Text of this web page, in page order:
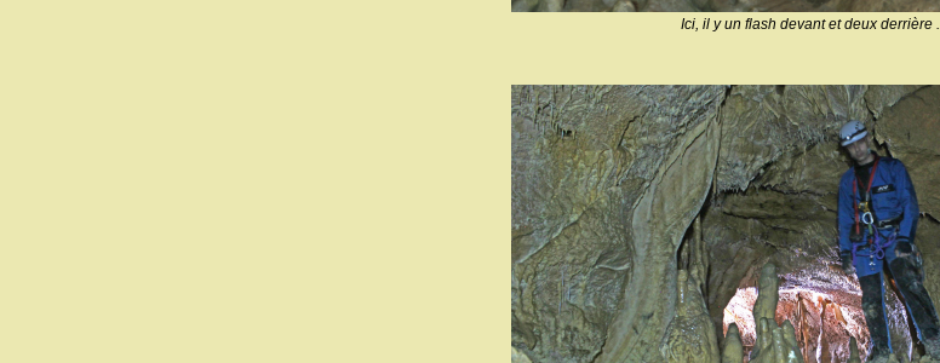
Ici, il y un flash devant et deux derrière ...